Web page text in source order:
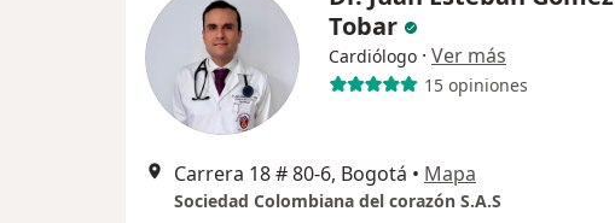
Tobar
Cardiólogo · Ver más
15 opiniones
Carrera 18 # 80-6, Bogotá • Mapa
Sociedad Colombiana del corazón S.A.S